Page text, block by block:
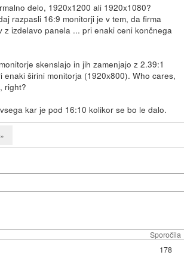
delo, 1920x1200 ali 1920x1080?
razpasli 16:9 monitorji je v tem, da firma
z izdelavo panela ... pri enaki ceni končnega
skenslajo in jih zamenjajo z 2.39:1
enaki širini monitorja (1920x800). Who cares,
right?
kar je pod 16:10 kolikor se bo le dalo.
»
Sporočila
178